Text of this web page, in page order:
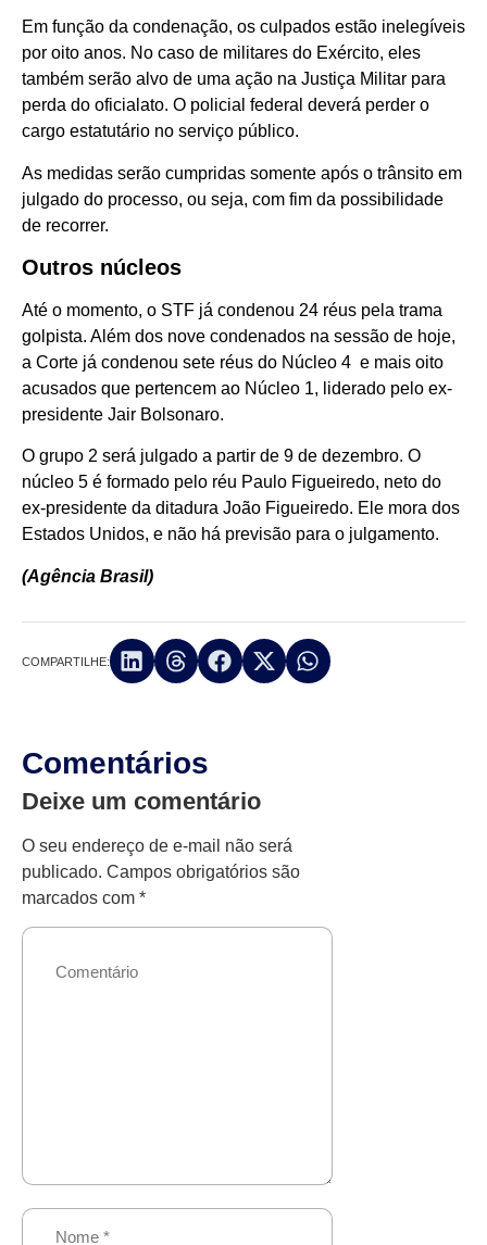
Em função da condenação, os culpados estão inelegíveis
por oito anos. No caso de militares do Exército, eles
também serão alvo de uma ação na Justiça Militar para
perda do oficialato. O policial federal deverá perder o
cargo estatutário no serviço público.
As medidas serão cumpridas somente após o trânsito em
julgado do processo, ou seja, com fim da possibilidade
de recorrer.
Outros núcleos
Até o momento, o STF já condenou 24 réus pela trama
golpista. Além dos nove condenados na sessão de hoje,
a Corte já condenou sete réus do Núcleo 4 e mais oito
acusados que pertencem ao Núcleo 1, liderado pelo ex-
presidente Jair Bolsonaro.
O grupo 2 será julgado a partir de 9 de dezembro. O
núcleo 5 é formado pelo réu Paulo Figueiredo, neto do
ex-presidente da ditadura João Figueiredo. Ele mora dos
Estados Unidos, e não há previsão para o julgamento.
(Agência Brasil)
COMPARTILHE:
Comentários
Deixe um comentário
O seu endereço de e-mail não será
publicado. Campos obrigatórios são
marcados com *